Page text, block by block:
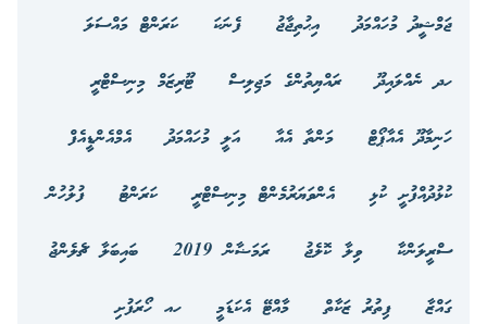
ޖަމްޝީދު މުހައްމަދު
އިޙުތިޖާޖު ފެނަކަ
ކަރަންޓް މައްސަލަ
ހދ ނެއްލައިދޫ
ރައްޔިތުންގެ މަޖިލިސް
ޓޫރިޒަމް މިނިސްޓްރީ
ހަނިމާދޫ އެއާޕޯޓް
މަންތާ އެއާ އަލީ މުހައްމަދު
އެމްއެންޑީއެފް
ކުޅުދުއްފުށީ ކުޅި
އެންވަޔަރުމެންޓް މިނިސްޓްރީ ކަރަންޓު
ފުލުހުން
ސްރީލަންކާ
ވިލާ ކޮލެޖު ރަމަޟާން 2019
ބައިބަލާ ޗެލެންޖު
ގައްޒާ
ފިތުރު ޒަކާތް މާއްޓޭ އެކަޑަމީ
ހއ ހޯރަފުށި